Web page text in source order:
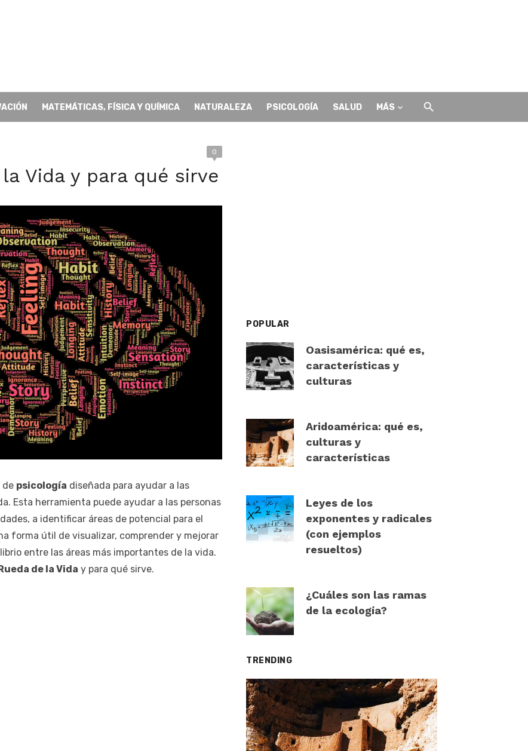
MATEMÁTICAS, FÍSICA Y QUÍMICA NATURALEZA PSICOLOGÍA SALUD MÁS
0
Vida y para qué sirve
de psicología diseñada para ayudar a las
Esta herramienta puede ayudar a las personas
a identificar áreas de potencial para el
forma útil de visualizar, comprender y mejorar
entre las áreas más importantes de la vida.
de la Vida y para qué sirve.
POPULAR
Oasisamérica: qué es,
características y
culturas
Aridoamérica: qué es,
culturas y
características
Leyes de los
exponentes y radicales
(con ejemplos
resueltos)
¿Cuáles son las ramas
de la ecología?
TRENDING